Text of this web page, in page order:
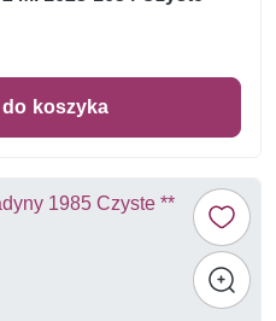
koszyka